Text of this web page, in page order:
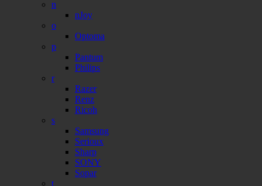
n
nJoy
o
Optoma
p
Pantum
Philips
r
Razer
Renz
Ricoh
s
Samsung
Serioux
Sharp
SONY
Sopar
t